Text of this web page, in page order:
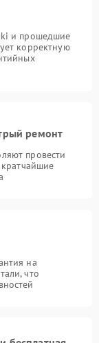
и прошедшие
корректную
ремонт
провести
кратчайшие
на
что